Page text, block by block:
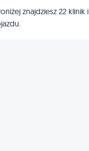
znajdziesz 22 klinik i